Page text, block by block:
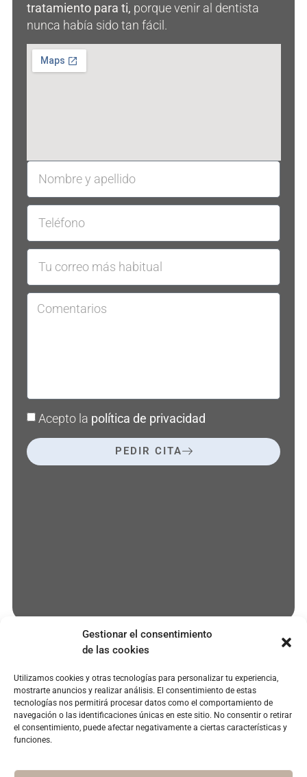
Gestionar el consentimiento
de las cookies
Utilizamos cookies y otras tecnologías para personalizar tu experiencia,
mostrarte anuncios y realizar análisis. El consentimiento de estas
tecnologías nos permitirá procesar datos como el comportamiento de
navegación o las identificaciones únicas en este sitio. No consentir o retirar
el consentimiento, puede afectar negativamente a ciertas características y
funciones.
tratamiento para ti, porque venir al dentista
nunca había sido tan fácil.
Acepto la política de privacidad
PEDIR CITA
paciente@clinicaoroa.com
915 77
67 47
EMPRESA
Quienes
somos
SERVICIOS
Microcarillas
dentales
POLÍTICAS
Aviso legal
Política de